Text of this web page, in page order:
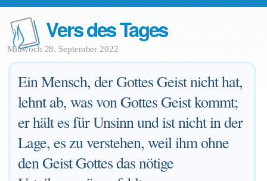
Vers des Tages
Mittwoch 28. September 2022
Ein Mensch, der Gottes Geist nicht hat,
lehnt ab, was von Gottes Geist kommt;
er hält es für Unsinn und ist nicht in der
Lage, es zu verstehen, weil ihm ohne
den Geist Gottes das nötige